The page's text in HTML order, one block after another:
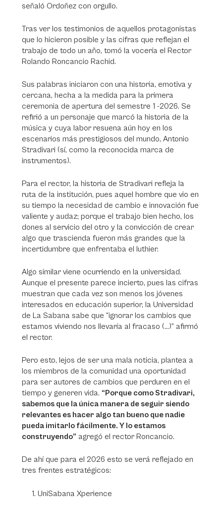
señaló Ordoñez con orgullo.
Tras ver los testimonios de aquellos protagonistas
que lo hicieron posible y las cifras que reflejan el
trabajo de todo un año, tomó la vocería el Rector
Rolando Roncancio Rachid.
Sus palabras iniciaron con una historia, emotiva y
cercana, hecha a la medida para la primera
ceremonia de apertura del semestre 1 -2026. Se
refirió a un personaje que marcó la historia de la
música y cuya labor resuena aún hoy en los
escenarios más prestigiosos del mundo, Antonio
Stradivari (sí, como la reconocida marca de
instrumentos).
Para el rector, la historia de Stradivari refleja la
ruta de la institución, pues aquel hombre que vio en
su tiempo la necesidad de cambio e innovación fue
valiente y audaz; porque el trabajo bien hecho, los
dones al servicio del otro y la convicción de crear
algo que trascienda fueron más grandes que la
incertidumbre que enfrentaba el luthier.
Algo similar viene ocurriendo en la universidad.
Aunque el presente parece incierto, pues las cifras
muestran que cada vez son menos los jóvenes
interesados en educación superior, la Universidad
de La Sabana sabe que “ignorar los cambios que
estamos viviendo nos llevaría al fracaso (...)” afirmó
el rector.
Pero esto, lejos de ser una mala noticia, plantea a
los miembros de la comunidad una oportunidad
para ser autores de cambios que perduren en el
tiempo y generen vida. “Porque como Stradivari,
sabemos que la única manera de seguir siendo
relevantes es hacer algo tan bueno que nadie
pueda imitarlo fácilmente. Y lo estamos
construyendo” agregó el rector Roncancio.
De ahí que para el 2026 esto se verá reflejado en
tres frentes estratégicos:
UniSabana Xperience